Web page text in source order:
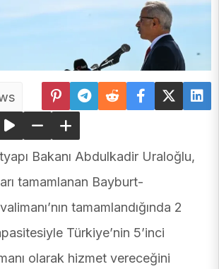
Bakanı Abdulkadir Uraloğlu,
tamamlanan Bayburt-
tamamlandığında 2
Türkiye’nin 5’inci
olarak hizmet vereceğini